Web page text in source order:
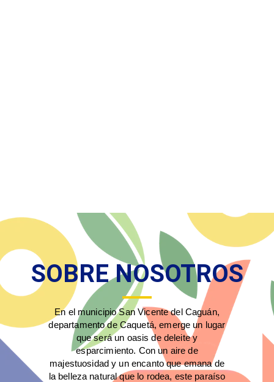
SOBRE NOSOTROS
En el municipio San Vicente del Caguán,
departamento de Caquetá, emerge un lugar
que será un oasis de deleite y
esparcimiento. Con un aire de
majestuosidad y un encanto que emana de
la belleza natural que lo rodea, este paraíso